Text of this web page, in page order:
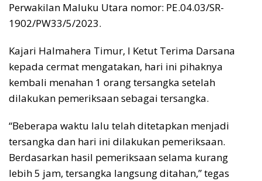
Perwakilan Maluku Utara nomor: PE.04.03/SR-
1902/PW33/5/2023.
Kajari Halmahera Timur, I Ketut Terima Darsana
kepada cermat mengatakan, hari ini pihaknya
kembali menahan 1 orang tersangka setelah
dilakukan pemeriksaan sebagai tersangka.
“Beberapa waktu lalu telah ditetapkan menjadi
tersangka dan hari ini dilakukan pemeriksaan.
Berdasarkan hasil pemeriksaan selama kurang
lebih 5 jam, tersangka langsung ditahan,” tegas